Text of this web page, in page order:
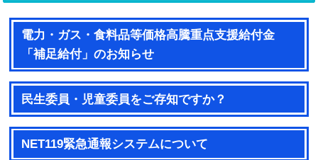
電力・ガス・食料品等価格高騰重点支援給付金
「補足給付」のお知らせ
民生委員・児童委員をご存知ですか？
NET119緊急通報システムについて